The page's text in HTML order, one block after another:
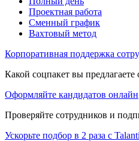
Проектная работа
Сменный график
Вахтовый метод
Корпоративная поддержка
Какой соцпакет вы
Оформляйте кандидатов онлайн
Проверяйте сотрудников и
Ускорьте подбор в 2 раза с